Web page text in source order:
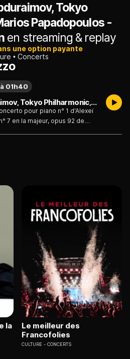
Tokyo
Papadopoulos -
en streaming & replay
une option payante
Concerts
Behzod Abduraimov, Tokyo Philharmonic, Marios Papadopoulos - Shor, Beethoven
pour piano n° 1 d'Alexeï
7 en la majeur, opus 92 de
01h40
la
Le meilleur des
Francofolies
CULTURE CONCERTS